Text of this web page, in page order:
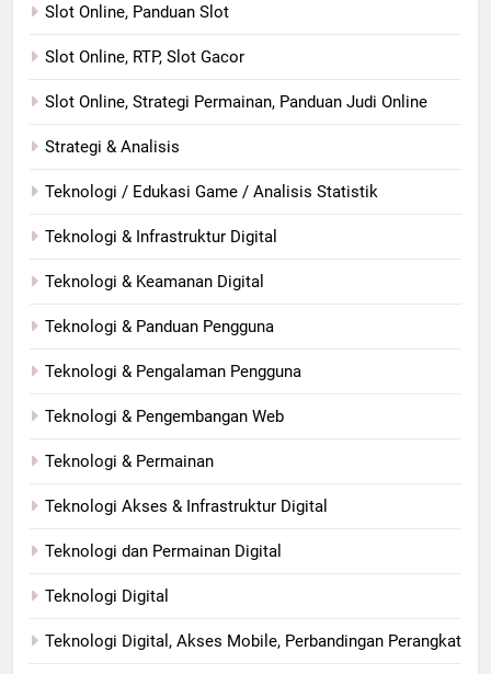
Slot Online, Panduan Slot
Slot Online, RTP, Slot Gacor
Slot Online, Strategi Permainan, Panduan Judi Online
Strategi & Analisis
Teknologi / Edukasi Game / Analisis Statistik
Teknologi & Infrastruktur Digital
Teknologi & Keamanan Digital
Teknologi & Panduan Pengguna
Teknologi & Pengalaman Pengguna
Teknologi & Pengembangan Web
Teknologi & Permainan
Teknologi Akses & Infrastruktur Digital
Teknologi dan Permainan Digital
Teknologi Digital
Teknologi Digital, Akses Mobile, Perbandingan Perangkat